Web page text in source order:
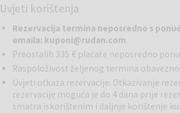
Plaža:Prekrasna, preko 1 km duga plaža koja se
stvara ugođaj neke daleke egzotične destinacije.
za obitelji s djecom ili za početnike plivanja.
ostavlja na izbor da li uživati u ugodnoj hladovini ili
hridi ili otvorenog mora za ljubitelje jedrenja.
All inclusive light uključuje:Buffet: doručak
pizzette, bruschette, bezalkoholna pića) i večera
Uvjeti korištenja
Rezervacija termina neposredno s
emaila: kuponi@rudan.com
Preostalih 335 € plaćate neposredno
Raspoloživost željenog termina
Uvjeti otkaza rezervacije: Otkazivanje
rezervacije moguća je do 4 dana prije
smatra iskorištenim i daljnje korištenje